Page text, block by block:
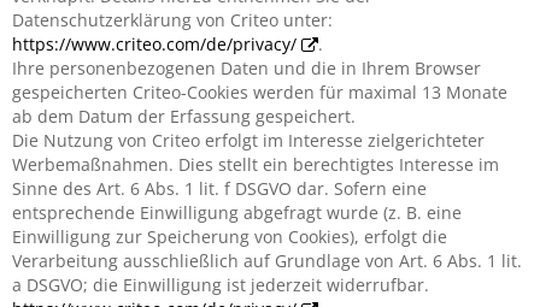
Datenschutzerklärung von Criteo unter:
https://www.criteo.com/de/privacy/
.
Ihre personenbezogenen Daten und die in Ihrem Browser
gespeicherten Criteo-Cookies werden für maximal 13 Monate
ab dem Datum der Erfassung gespeichert.
Die Nutzung von Criteo erfolgt im Interesse zielgerichteter
Werbemaßnahmen. Dies stellt ein berechtigtes Interesse im
Sinne des Art. 6 Abs. 1 lit. f DSGVO dar. Sofern eine
entsprechende Einwilligung abgefragt wurde (z. B. eine
Einwilligung zur Speicherung von Cookies), erfolgt die
Verarbeitung ausschließlich auf Grundlage von Art. 6 Abs. 1 lit.
a DSGVO; die Einwilligung ist jederzeit widerrufbar.